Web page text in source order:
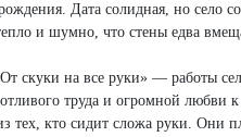
Дата солидная, но село
и шумно, что стены едва
скуки на все руки» — работы
труда и огромной любви
тех, кто сидит сложа руки.